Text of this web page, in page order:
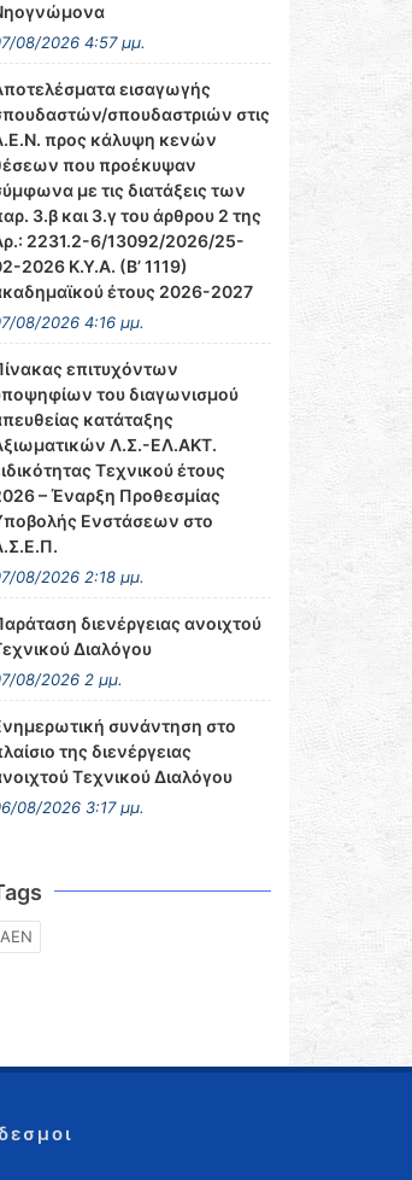
08/2026 4:57 μμ.
εισαγωγής
σπουδαστριών στις
προς κάλυψη κενών
που προέκυψαν
με τις διατάξεις των
3.β και 3.γ του άρθρου 2 της
2231.2-6/13092/2026/25-
2026 Κ.Υ.Α. (Β’ 1119)
έτους 2026-2027
08/2026 4:16 μμ.
επιτυχόντων
του διαγωνισμού
κατάταξης
Λ.Σ.-ΕΛ.ΑΚΤ.
Τεχνικού έτους
– Έναρξη Προθεσμίας
Ενστάσεων στο
08/2026 2:18 μμ.
διενέργειας ανοιχτού
Διαλόγου
08/2026 2 μμ.
συνάντηση στο
της διενέργειας
Τεχνικού Διαλόγου
08/2026 3:17 μμ.
ΑΕΝ